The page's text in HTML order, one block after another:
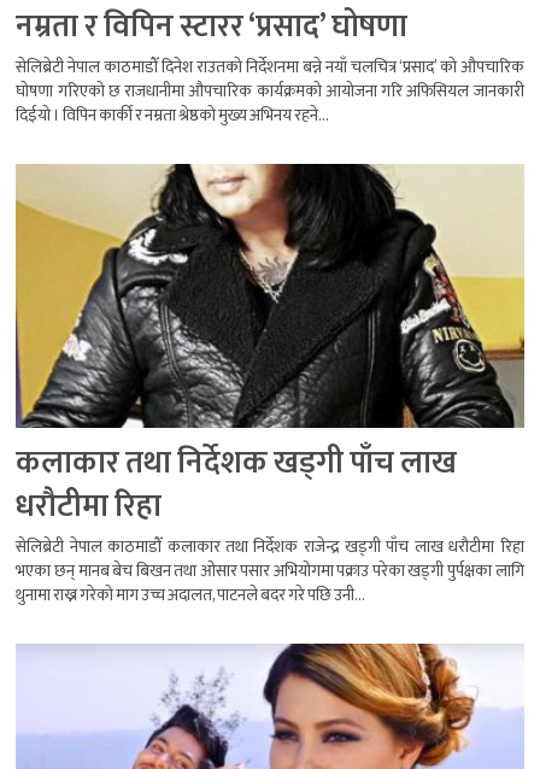
नम्रता र विपिन स्टारर ‘प्रसाद’ घोषणा
सेलिब्रेटी नेपाल काठमाडौँ दिनेश राउतको निर्देशनमा बन्ने नयाँ चलचित्र ‘प्रसाद’ को औपचारिक
घोषणा गरिएको छ राजधानीमा औपचारिक कार्यक्रमको आयोजना गरि अफिसियल जानकारी
दिईयो । विपिन कार्की र नम्रता श्रेष्ठको मुख्य अभिनय रहने...
कलाकार तथा निर्देशक खड्गी पाँच लाख
धरौटीमा रिहा
सेलिब्रेटी नेपाल काठमाडौँ कलाकार तथा निर्देशक राजेन्द्र खड्गी पाँच लाख धरौटीमा रिहा
भएका छन् मानब बेच बिखन तथा ओसार पसार अभियोगमा पक्राउ परेका खड्गी पुर्पक्षका लागि
थुनामा राख्न गरेको माग उच्च अदालत, पाटनले बदर गरे पछि उनी...